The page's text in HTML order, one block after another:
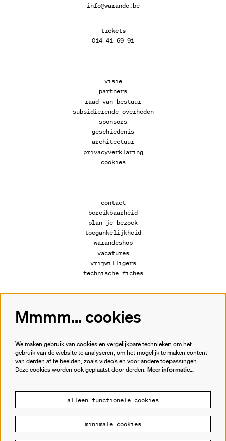
info@warande.be
tickets
014 41 69 91
visie
partners
raad van bestuur
subsidiërende overheden
sponsors
geschiedenis
architectuur
privacyverklaring
cookies
contact
bereikbaarheid
plan je bezoek
toegankelijkheid
warandeshop
vacatures
vrijwilligers
technische fiches
Volg ons
Meld je aan voor de nieuwsbrief.
Mmmm... cookies
We maken gebruik van cookies en vergelijkbare technieken om het
gebruik van de website te analyseren, om het mogelijk te maken content
van derden af te beelden, zoals video’s en voor andere toepassingen.
Deze cookies worden ook geplaatst door derden. Meer informatie…
alleen functionele cookies
minimale cookies